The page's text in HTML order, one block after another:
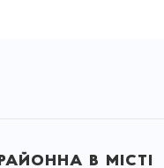
в місті